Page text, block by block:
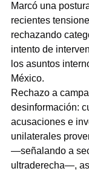
Marcó una
recientes
rechazando
intento de
los asuntos
México.
Rechazo a
desinformación:
acusaciones e
unilaterales
—señalando a
ultraderecha—,